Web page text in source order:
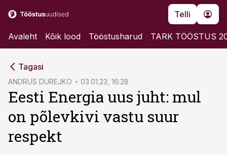
Telli
Avaleht Kõik lood Tööstusharud TARK TÖÖSTUS
Tagasi
ANDRUS DUREJKO 03.01.23, 16:28
Eesti Energia uus juht: mul
on põlevkivi vastu suur
respekt